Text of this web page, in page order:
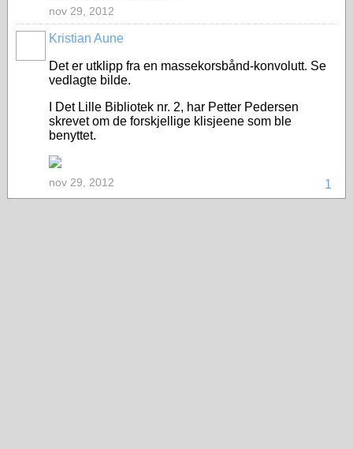
nov 29, 2012
Kristian Aune
Det er utklipp fra en massekorsbånd-konvolutt. Se
vedlagte bilde.
I Det Lille Bibliotek nr. 2, har Petter Pedersen
skrevet om de forskjellige klisjeene som ble
benyttet.
1
nov 29, 2012